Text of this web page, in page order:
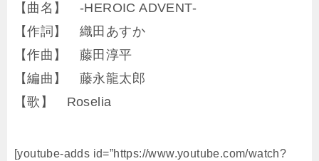
【曲名】 -HEROIC ADVENT-
【作詞】 織田あすか
【作曲】 藤田淳平
【編曲】 藤永龍太郎
【歌】 Roselia
[youtube-adds id=”https://www.youtube.com/watch?